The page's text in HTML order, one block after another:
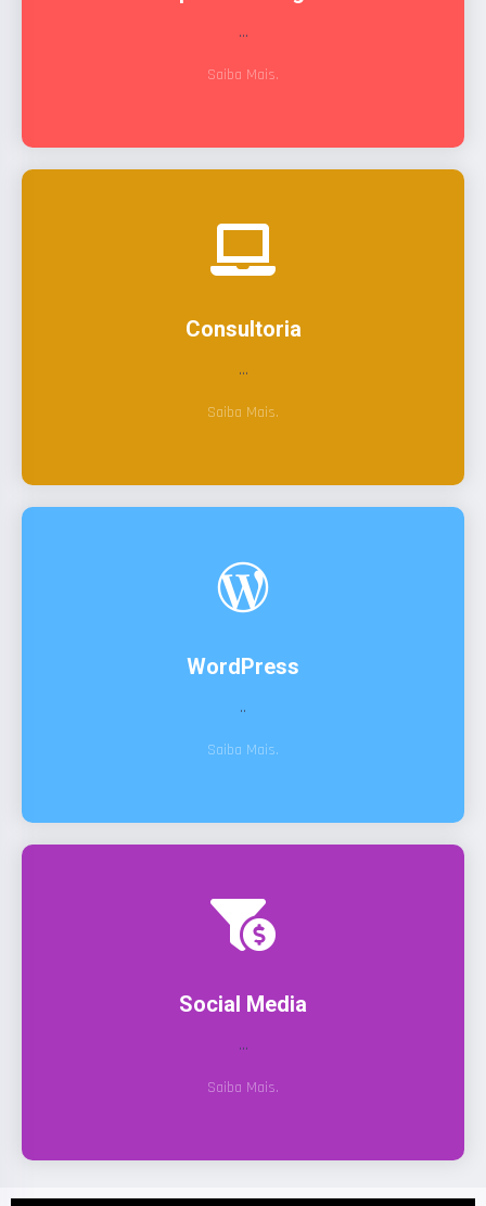
...
Saiba Mais.
Consultoria
...
Saiba Mais.
WordPress
..
Saiba Mais.
Social Media
...
Saiba Mais.